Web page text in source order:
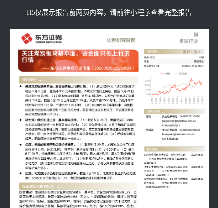
H5仅展示报告前两页内容，请前往小程序查看完整报告